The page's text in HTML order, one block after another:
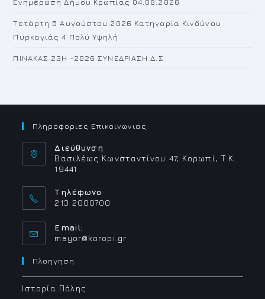
Τετάρτη 5 Αυγούστου 2026 Κατηγορία Κινδύνου
Πυρκαγιάς 4 Πολύ Υψηλή
ΠΙΝΑΚΑΣ 23H -2026 ΣΥΝΕΔΡΙΑΣΗ Δ.Σ
Πληροφοριες Επικοινωνιας
Διεύθυνση
Βασιλέως Κωνσταντίνου 47, Κορωπί, Τ.Κ.
19441
Τηλέφωνο
213 2000700
Email:
mayor@koropi.grOpens
Πλοηγηση
Ιστορία Πόλης